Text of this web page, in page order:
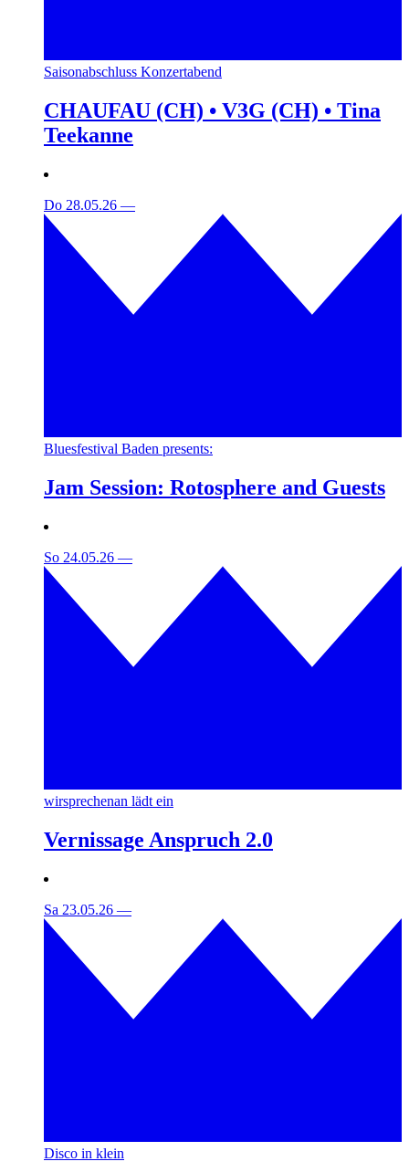
Saisonabschluss Konzertabend
CHAUFAU (CH) • V3G (CH) • Tina
Teekanne
Do 28.05.26 —
Bluesfestival Baden presents:
Jam Session: Rotosphere and Guests
So 24.05.26 —
wirsprechenan lädt ein
Vernissage Anspruch 2.0
Sa 23.05.26 —
Disco in klein